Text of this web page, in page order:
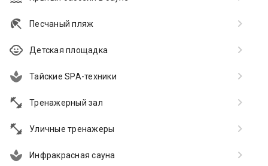
Песчаный пляж
Детская площадка
Тайские SPA-техники
Тренажерный зал
Уличные тренажеры
Инфракрасная сауна